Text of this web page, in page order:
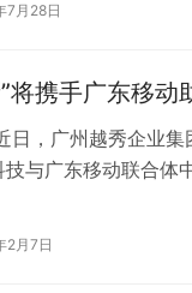
7月28日
将携手广东移
日，广州越秀企业
与广东移动联合体
2月7日